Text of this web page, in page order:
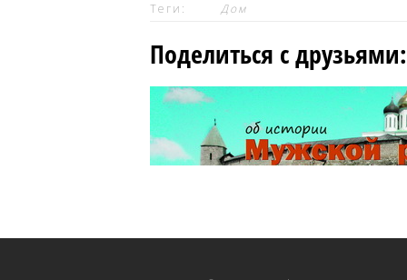
Теги:
Дом
Поделиться с друзьями: